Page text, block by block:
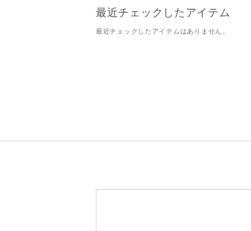
最近チェックしたアイテム
最近チェックしたアイテムはありません。